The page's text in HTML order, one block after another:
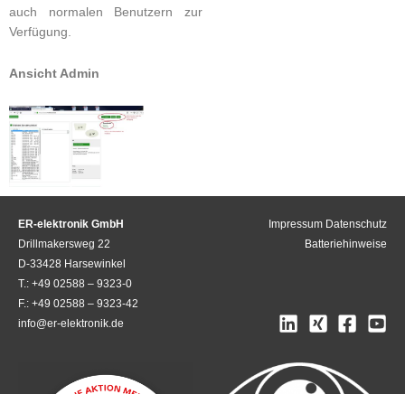
auch normalen Benutzern zur
Verfügung.
Ansicht Admin
ER-elektronik GmbH
Drillmakersweg 22
D-33428 Harsewinkel
T.: +49 02588 – 9323-0
F.: +49 02588 – 9323-42
info@er-elektronik.de
Impressum Datenschutz
Batteriehinweise